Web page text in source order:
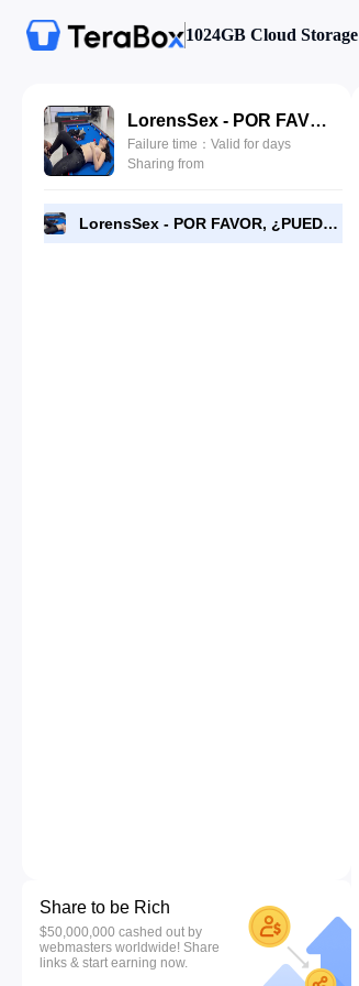
1024GB Cloud Storage
LorensSex - POR FAVOR, ¿PUEDES ENSEÑARME a JUGAR AL BILLAR - SI ME ENSEÑAS TE DARÉ UN PREMIO.mp4
Failure time：Valid for days
Sharing from
LorensSex - POR FAVOR, ¿PUEDES ENSEÑARME a JUGAR AL BILLAR - SI ME ENSEÑAS TE DARÉ UN PREMIO.mp4
Share to be Rich
$50,000,000 cashed out by
webmasters worldwide! Share
links & start earning now.